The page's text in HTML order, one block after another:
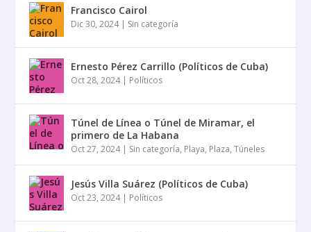
Francisco Cairol
Dic 30, 2024| Sin categoría
Ernesto Pérez Carrillo (Políticos de Cuba)
Oct 28, 2024| Políticos
Túnel de Línea o Túnel de Miramar, el
primero de La Habana
Oct 27, 2024| Sin categoría, Playa, Plaza,Túneles
Jesús Villa Suárez (Políticos de Cuba)
Oct 23, 2024| Políticos